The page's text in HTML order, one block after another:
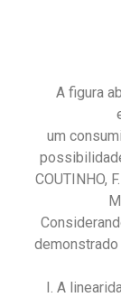
A figura
um
COUTINHO,
demonstrado
I. A